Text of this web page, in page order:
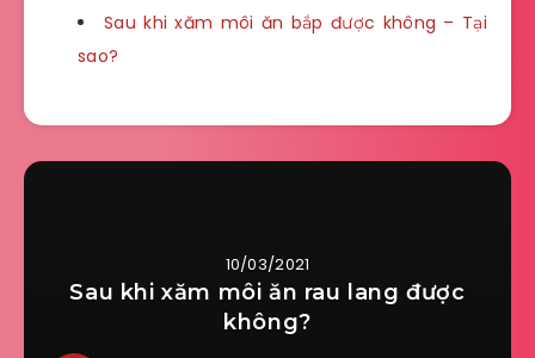
Sau khi xăm môi ăn bắp được không – Tại
sao?
10/03/2021
Sau khi xăm môi ăn rau lang được
không?